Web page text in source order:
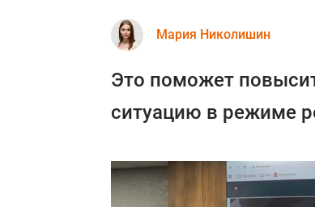
Мария Николишин
Это поможет
ситуацию в режиме